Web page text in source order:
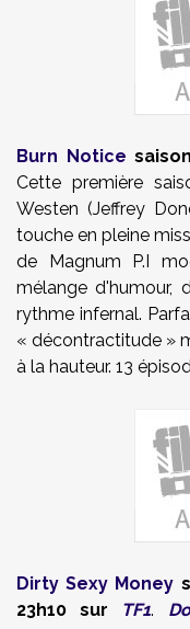
Burn Notice
Cette première
Westen (Jeffrey
touche en pleine
de Magnum P.I
mélange d'humour,
rythme infernal.
« décontractitude »
à la hauteur. 13
Dirty Sexy Money
23h10 sur TF1.